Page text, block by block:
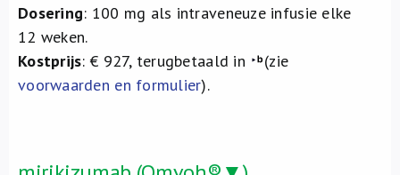
Dosering: 100 mg als intraveneuze infusie elke
12 weken.
Kostprijs: € 927, terugbetaald in
(zie
voorwaarden en formulier).